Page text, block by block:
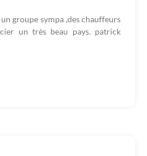
groupe sympa ,des chauffeurs
un très beau pays. patrick